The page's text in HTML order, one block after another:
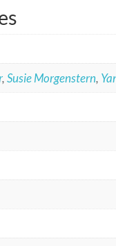
,Susie Morgenstern,